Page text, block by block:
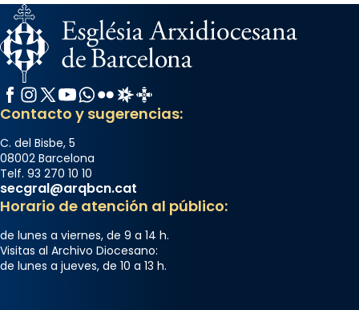
Facebook
Instagram
X / Twitter
YouTube
WhatsApp
FlickrRadio Estel
Catalunya Cristiana
Contacto y sugerencias:
C. del Bisbe, 5
08002 Barcelona
Telf. 93 270 10 10
secgral@arqbcn.cat
Horario de atención al público:
de lunes a viernes, de 9 a 14 h.
Visitas al Archivo Diocesano:
de lunes a jueves, de 10 a 13 h.